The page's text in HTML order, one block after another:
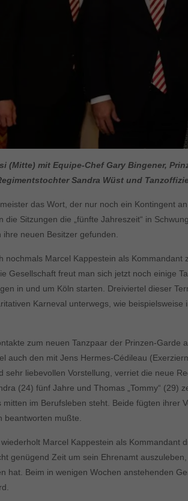
(Mitte) mit Equipe-Chef Gary Bingener,
Sandra Wüst und
das Wort, der nur noch ein Kontingent
Sitzungen die „fünfte Jahreszeit“ in
neuen Besitzer gefunden.
Marcel Kappestein als
Gesellschaft freut man sich jetzt noch einige
in und um Köln starten. Dreiviertel dieser
Karneval unterwegs, wie
zum neuen Tanzpaar der Prinzen-
auch den mit Jens Hermes-Cédileau
liebevollen Vorstellung, verriet die neue
(24) fünf Jahre und Thomas „Tommy“
im Berufsleben steht. Beide fügten
beantworten mußte.
Marcel Kappestein als
genügend Zeit um sein Ehrenamt
Beim in wenigen Wochen anstehenden